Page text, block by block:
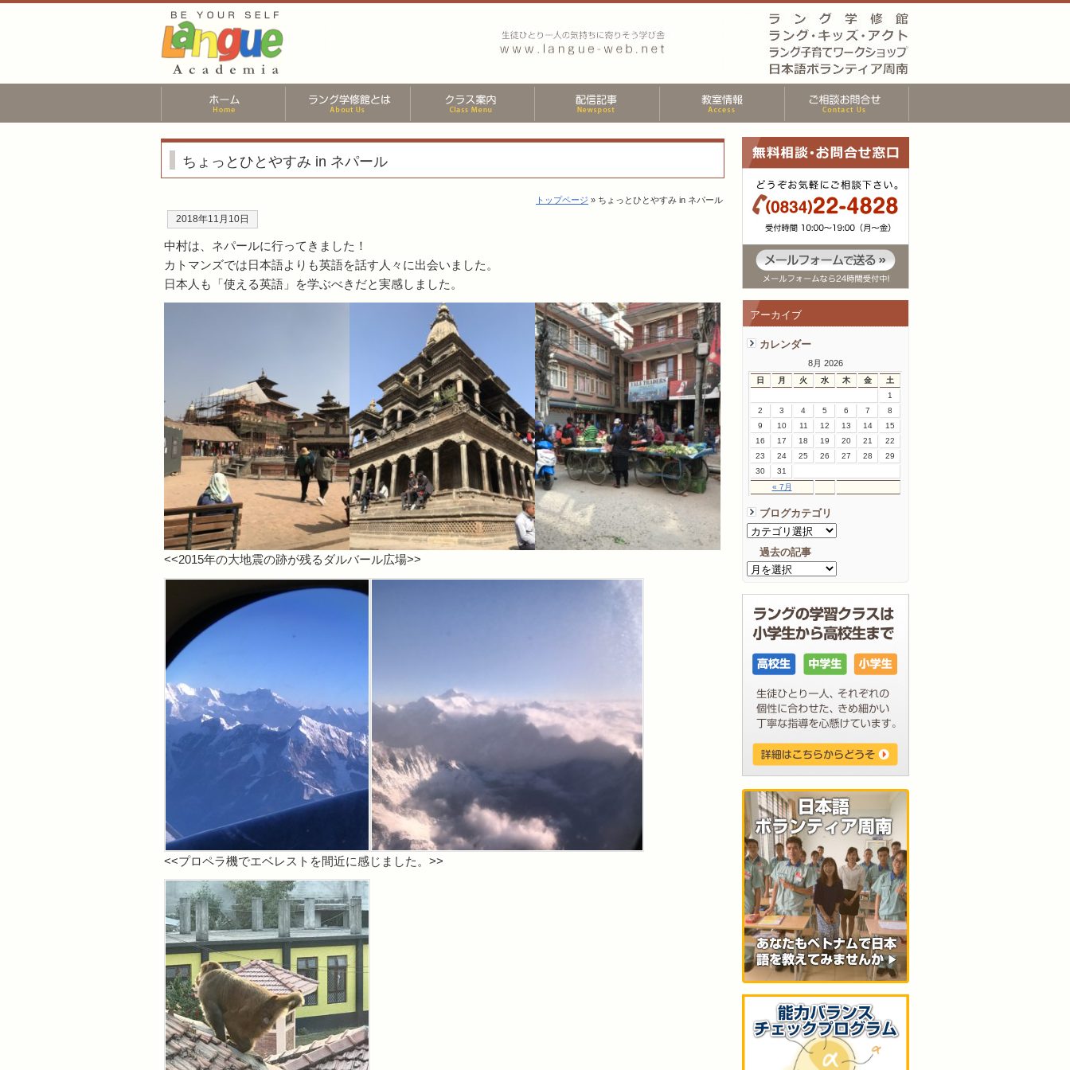
アーカイブ
カレンダー
8月 2026
日 月 火 水 木 金 土
« 7月
1
2
3 4 5 6 7
8
9
10 11 12 13 14
15
16
17 18 19 20 21
22
23
24 25 26 27 28
29
30
31
ブログカテゴリ
過去の記事
ちょっとひとやすみ in ネパール
トップページ » ちょっとひとやすみ in ネパール
2018年11月10日
中村は、ネパールに行ってきました！
カトマンズでは日本語よりも英語を話す人々に出会いました。
日本人も「使える英語」を学ぶべきだと実感しました。
<<2015年の大地震の跡が残るダルバール広場>>
<<プロペラ機でエベレストを間近に感じました。>>